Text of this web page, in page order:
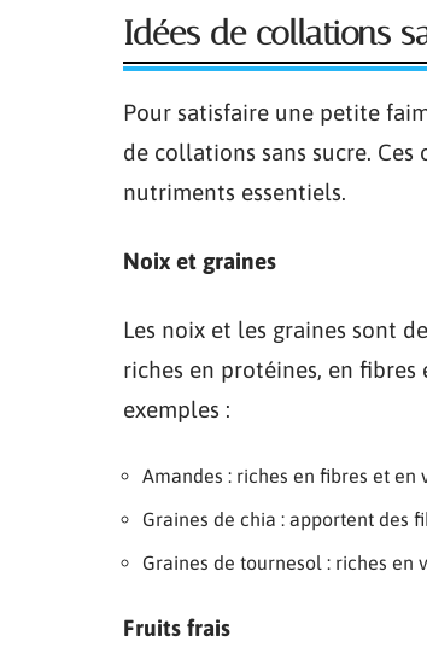
Idées de collations
Pour satisfaire une petite
de collations sans sucre.
nutriments essentiels.
Noix et graines
Les noix et les graines sont
riches en protéines, en fibres
exemples :
Amandes : riches en fibres et en
Graines de chia : apportent des
Graines de tournesol : riches en
Fruits frais